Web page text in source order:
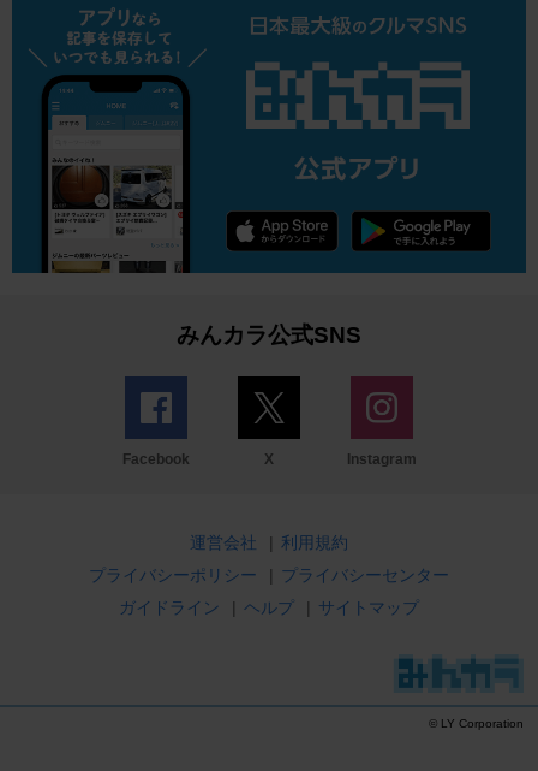
みんカラ公式SNS
Facebook X Instagram
運営会社 | 利用規約
プライバシーポリシー
| プライバシーセンター
ガイドライン
| ヘルプ | サイトマップ
© LY Corporation